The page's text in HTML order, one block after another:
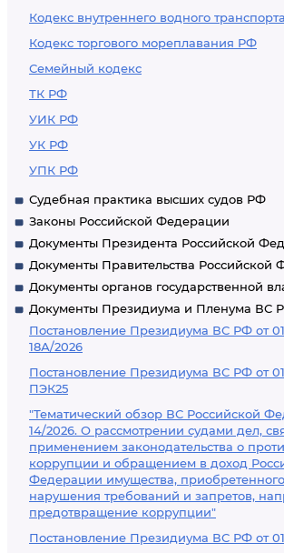
Кодекс внутреннего водного транспорта
Кодекс торгового мореплавания РФ
Семейный кодекс
ТК РФ
УИК РФ
УК РФ
УПК РФ
Судебная практика высших судов РФ
Законы Российской Федерации
Документы Президента Российской
Документы Правительства Российской
Документы органов государственной
Документы Президиума и Пленума ВС
Постановление Президиума ВС РФ от
18А/2026
Постановление Президиума ВС РФ от
ПЭК25
"Тематический обзор ВС Российской
14/2026. О рассмотрении судами дел,
применением законодательства о
коррупции и обращением в доход
Федерации имущества, приобретенного
нарушения требований и запретов,
предотвращение коррупции"
Постановление Президиума ВС РФ от